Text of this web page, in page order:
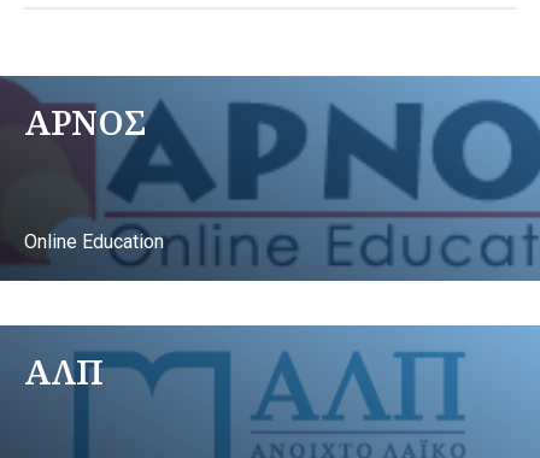
ΑΡΝΟΣ
Online Education
ΑΛΠ